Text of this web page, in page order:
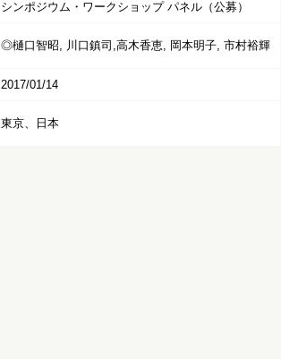
シンポジウム・ワークショップ パネル（公募）
◎樋口智昭, 川口鎮司,高木香恵, 岡本明子, 市村裕輝
2017/01/14
東京、日本